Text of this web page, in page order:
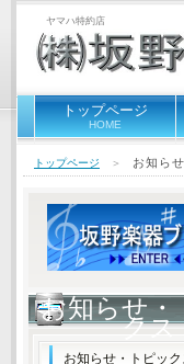
ヤマハ特約店
トップページ
HOME
トップページ ＞ お知ら
お知らせ・
クス
お知らせ・トピッ